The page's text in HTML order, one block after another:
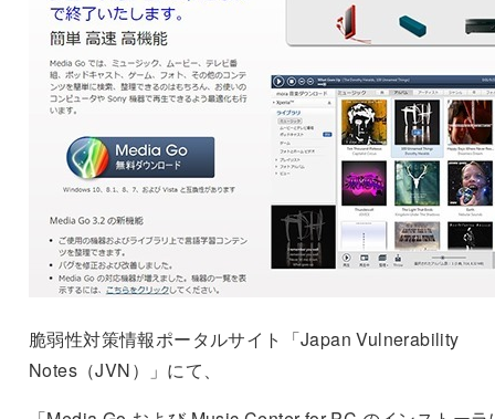
脆弱性対策情報ポータルサイト「Japan Vulnerability
Notes（JVN）」にて、